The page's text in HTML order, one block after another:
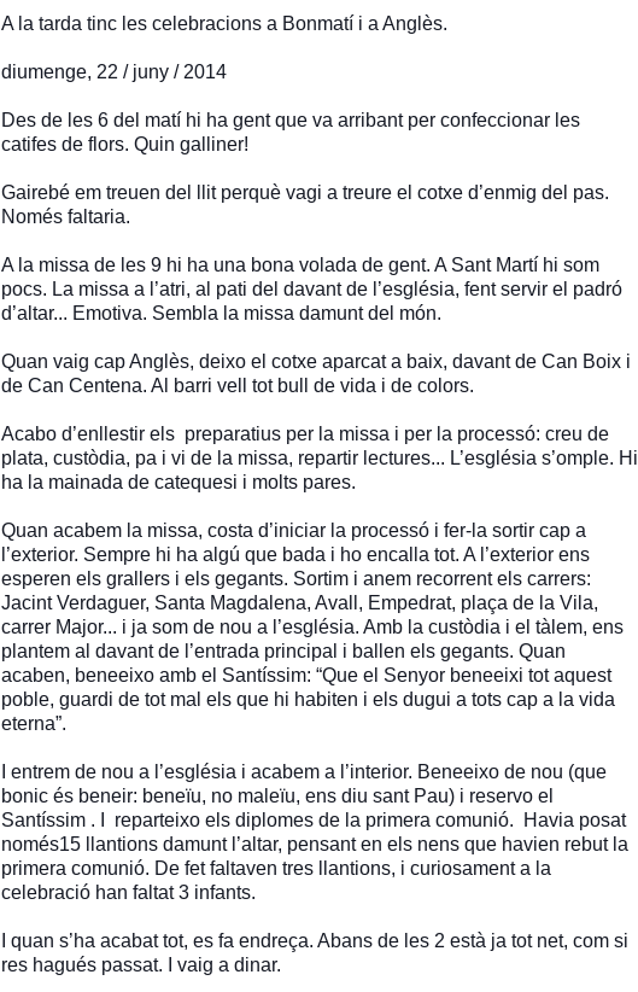
A la tarda tinc les celebracions a Bonmatí i a Anglès.
diumenge, 22 / juny / 2014
Des de les 6 del matí hi ha gent que va arribant per confeccionar les
catifes de flors. Quin galliner!
Gairebé em treuen del llit perquè vagi a treure el cotxe d’enmig del pas.
Només faltaria.
A la missa de les 9 hi ha una bona volada de gent. A Sant Martí hi som
pocs. La missa a l’atri, al pati del davant de l’església, fent servir el padró
d’altar... Emotiva. Sembla la missa damunt del món.
Quan vaig cap Anglès, deixo el cotxe aparcat a baix, davant de Can Boix i
de Can Centena. Al barri vell tot bull de vida i de colors.
Acabo d’enllestir els preparatius per la missa i per la processó: creu de
plata, custòdia, pa i vi de la missa, repartir lectures... L’església s’omple. Hi
ha la mainada de catequesi i molts pares.
Quan acabem la missa, costa d’iniciar la processó i fer-la sortir cap a
l’exterior. Sempre hi ha algú que bada i ho encalla tot. A l’exterior ens
esperen els grallers i els gegants. Sortim i anem recorrent els carrers:
Jacint Verdaguer, Santa Magdalena, Avall, Empedrat, plaça de la Vila,
carrer Major... i ja som de nou a l’església. Amb la custòdia i el tàlem, ens
plantem al davant de l’entrada principal i ballen els gegants. Quan
acaben, beneeixo amb el Santíssim: “Que el Senyor beneeixi tot aquest
poble, guardi de tot mal els que hi habiten i els dugui a tots cap a la vida
eterna”.
I entrem de nou a l’església i acabem a l’interior. Beneeixo de nou (que
bonic és beneir: beneïu, no maleïu, ens diu sant Pau) i reservo el
Santíssim . I reparteixo els diplomes de la primera comunió. Havia posat
només15 llantions damunt l’altar, pensant en els nens que havien rebut la
primera comunió. De fet faltaven tres llantions, i curiosament a la
celebració han faltat 3 infants.
I quan s’ha acabat tot, es fa endreça. Abans de les 2 està ja tot net, com si
res hagués passat. I vaig a dinar.